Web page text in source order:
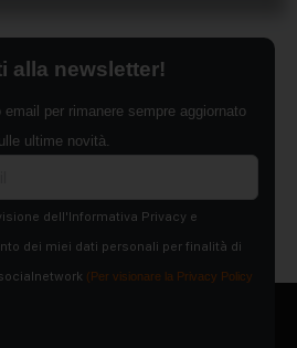
alla newsletter!
per rimanere sempre aggiornato
ultime novità.
dell'Informativa Privacy e
dei miei dati personali per finalità di
(Per visionare la Privacy Policy